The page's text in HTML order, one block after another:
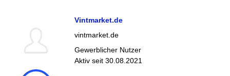
Vintmarket.de
vintmarket.de
Gewerblicher Nutzer
Aktiv seit 30.08.2021